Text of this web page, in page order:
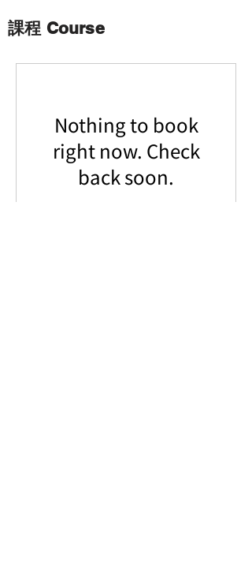
課程 Course
Nothing to book
right now. Check
back soon.